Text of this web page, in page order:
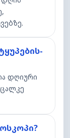
დღიური